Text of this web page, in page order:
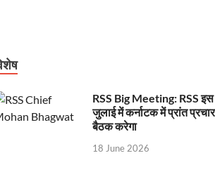
RSS Big Meeting: RSS इस
जुलाई में कर्नाटक में प्रांत
बैठक करेगा
18 June 2026